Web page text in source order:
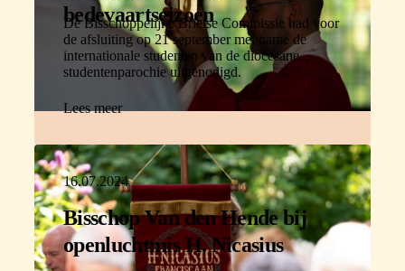
bedevaartseizoen
De Bisschoppelijke Brielse Commissie had voor
de afsluiting op 21 september met name de
internationale studenten van de diocesane
studentenparochie uitgenodigd.
Lees meer
16.07.2024
Bisschop Van den Hende bij
openluchtmis H. Nicasius